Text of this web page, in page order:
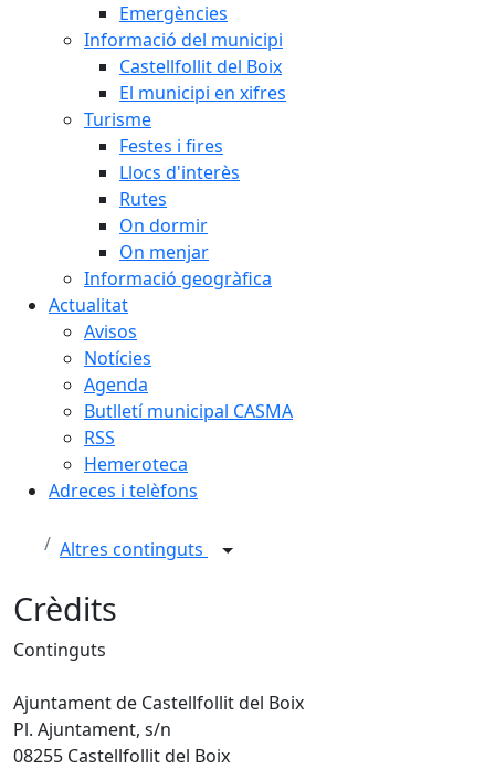
Emergències
Informació del municipi
Castellfollit del Boix
El municipi en xifres
Turisme
Festes i fires
Llocs d'interès
Rutes
On dormir
On menjar
Informació geogràfica
Actualitat
Avisos
Notícies
Agenda
Butlletí municipal CASMA
RSS
Hemeroteca
Adreces i telèfons
Altres continguts
Crèdits
Continguts
Ajuntament de Castellfollit del Boix
Pl. Ajuntament, s/n
08255 Castellfollit del Boix